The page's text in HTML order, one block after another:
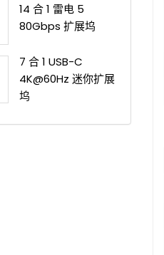
14 合 1 雷电 5
80Gbps 扩展坞
7 合 1 USB-C
4K@60Hz 迷你扩展
坞